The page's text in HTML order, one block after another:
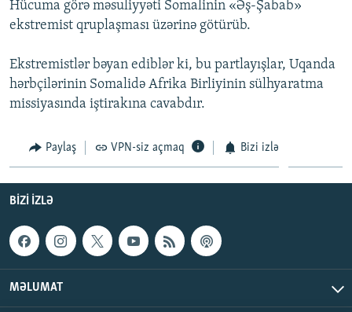
KARIKATURA
İSLAM VƏ DEMOKRATIYA
İZ - MƏDƏNIYYƏT PROQRAMI
PEŞƏ ETIKASI VƏ JURNALISTIKA STANDARTLARIMIZ
MATERIALLARIMIZDAN ISTIFADƏ
AZADLIQRADIOSU MOBIL TELEFONUNUZDA
BIZIMLƏ ƏLAQƏ
RFE/RL-in bütün saytları
Hücuma görə məsuliyyəti Somalinin «Əş-Şabab»
ekstremist qruplaşması üzərinə götürüb.
Ekstremistlər bəyan ediblər ki, bu partlayışlar, Uqanda
hərbçilərinin Somalidə Afrika Birliyinin sülhyaratma
missiyasında iştirakına cavabdır.
Paylaş VPN-siz açmaq Bizi izlə
BIZI IZLƏ
MƏLUMAT